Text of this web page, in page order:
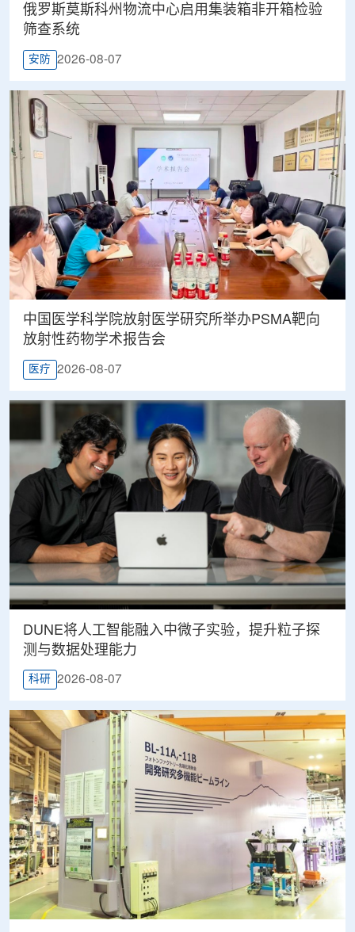
俄罗斯莫斯科州物流中心启用集装箱非开箱检验
筛查系统
安防 2026-08-07
中国医学科学院放射医学研究所举办PSMA靶向
放射性药物学术报告会
医疗 2026-08-07
DUNE将人工智能融入中微子实验，提升粒子探
测与数据处理能力
科研 2026-08-07